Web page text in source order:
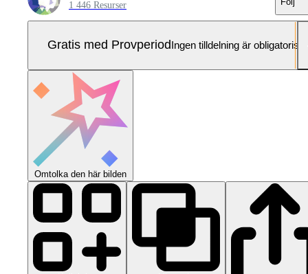
1 446 Resurser
Gratis med ProvperiodIngen tilldelning är obligatorisk
Omtolka den här bilden